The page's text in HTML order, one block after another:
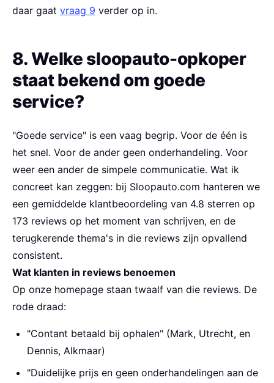
daar gaat vraag 9 verder op in.
8. Welke sloopauto-opkoper
staat bekend om goede
service?
"Goede service" is een vaag begrip. Voor de één is
het snel. Voor de ander geen onderhandeling. Voor
weer een ander de simpele communicatie. Wat ik
concreet kan zeggen: bij Sloopauto.com hanteren we
een gemiddelde klantbeoordeling van 4.8 sterren op
173 reviews op het moment van schrijven, en de
terugkerende thema's in die reviews zijn opvallend
consistent.
Wat klanten in reviews benoemen
Op onze homepage staan twaalf van die reviews. De
rode draad:
"Contant betaald bij ophalen" (Mark, Utrecht, en
Dennis, Alkmaar)
"Duidelijke prijs en geen onderhandelingen aan de